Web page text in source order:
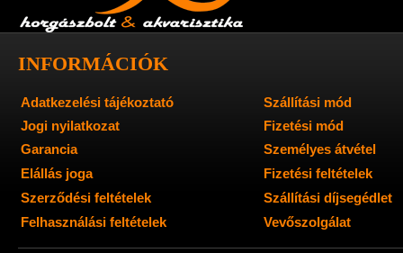
INFORMÁCIÓK
Adatkezelési tájékoztató
Szállítási mód
Jogi nyilatkozat
Fizetési mód
Garancia
Személyes átvétel
Elállás joga
Fizetési feltételek
Szerződési feltételek
Szállítási díjsegédlet
Felhasználási feltételek
Vevőszolgálat